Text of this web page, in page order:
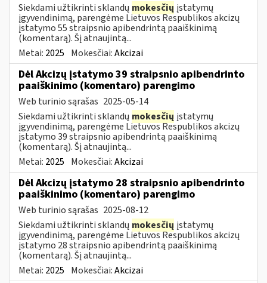
Siekdami užtikrinti sklandų mokesčių įstatymų
įgyvendinimą, parengėme Lietuvos Respublikos akcizų
įstatymo 55 straipsnio apibendrintą paaiškinimą
(komentarą). Šį atnaujintą...
Metai: 2025 Mokesčiai:Akcizai
Dėl Akcizų įstatymo 39 straipsnio apibendrinto
paaiškinimo (komentaro) parengimo
Web turinio sąrašas 2025-05-14
Siekdami užtikrinti sklandų mokesčių įstatymų
įgyvendinimą, parengėme Lietuvos Respublikos akcizų
įstatymo 39 straipsnio apibendrintą paaiškinimą
(komentarą). Šį atnaujintą...
Metai: 2025 Mokesčiai:Akcizai
Dėl Akcizų įstatymo 28 straipsnio apibendrinto
paaiškinimo (komentaro) parengimo
Web turinio sąrašas 2025-08-12
Siekdami užtikrinti sklandų mokesčių įstatymų
įgyvendinimą, parengėme Lietuvos Respublikos akcizų
įstatymo 28 straipsnio apibendrintą paaiškinimą
(komentarą). Šį atnaujintą...
Metai: 2025 Mokesčiai:Akcizai